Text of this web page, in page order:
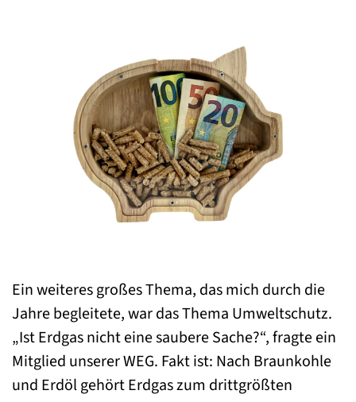
Ein weiteres großes Thema, das mich durch die
Jahre begleitete, war das Thema Umweltschutz.
„Ist Erdgas nicht eine saubere Sache?“, fragte ein
Mitglied unserer WEG. Fakt ist: Nach Braunkohle
und Erdöl gehört Erdgas zum drittgrößten